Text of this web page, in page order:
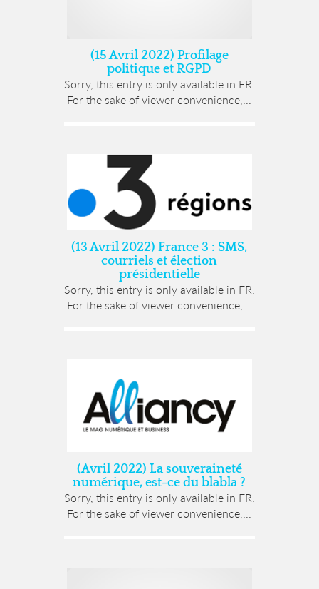
(15 Avril 2022) Profilage
politique et RGPD
Sorry, this entry is only available in FR.
For the sake of viewer convenience,...
(13 Avril 2022) France 3 : SMS,
courriels et élection
présidentielle
Sorry, this entry is only available in FR.
For the sake of viewer convenience,...
(Avril 2022) La souveraineté
numérique, est-ce du blabla ?
Sorry, this entry is only available in FR.
For the sake of viewer convenience,...